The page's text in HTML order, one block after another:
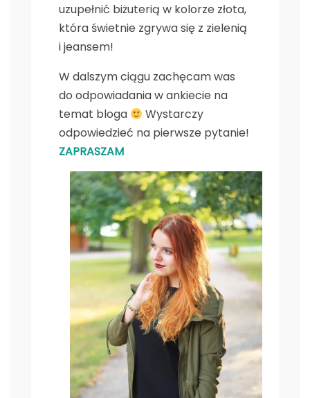
uzupełnić biżuterią w kolorze złota,
która świetnie zgrywa się z zielenią
i jeansem!
W dalszym ciągu zachęcam was
do odpowiadania w ankiecie na
temat bloga
Wystarczy
odpowiedzieć na pierwsze pytanie!
ZAPRASZAM